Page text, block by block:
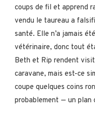
coups de fil et apprend
vendu le taureau a
santé. Elle n’a jamais
vétérinaire, donc tout
Beth et Rip rendent
caravane, mais est-ce
coupe quelques coins
probablement — un plan